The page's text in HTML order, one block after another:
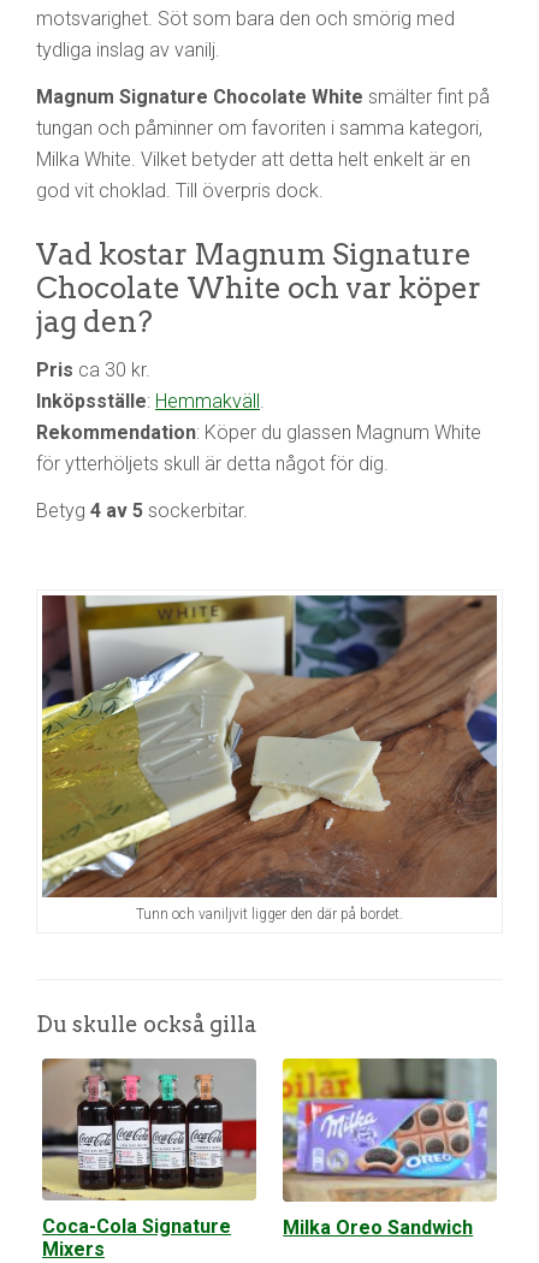
motsvarighet. Söt som bara den och smörig med
tydliga inslag av vanilj.
Magnum Signature Chocolate White smälter fint på
tungan och påminner om favoriten i samma kategori,
Milka White. Vilket betyder att detta helt enkelt är en
god vit choklad. Till överpris dock.
Vad kostar Magnum Signature
Chocolate White och var köper
jag den?
Pris ca 30 kr.
Inköpsställe: Hemmakväll
Rekommendation: Köper du glassen Magnum White
för ytterhöljets skull är detta något för dig.
Betyg 4 av 5 sockerbitar.
Tunn och vaniljvit ligger den där på bordet.
Du skulle också gilla
Coca-Cola Signature
Mixers
Milka Oreo Sandwich